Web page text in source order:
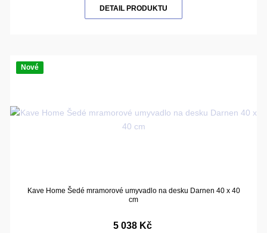
DETAIL PRODUKTU
Nové
Kave Home Šedé mramorové umyvadlo na desku Darnen 40 x 40
cm
5 038 Kč